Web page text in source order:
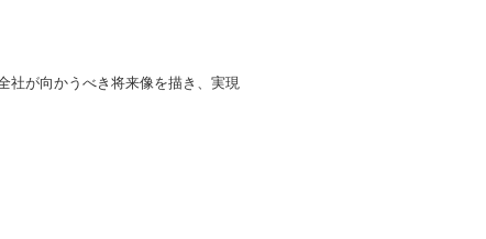
社が向かうべき将来像を描き、実現